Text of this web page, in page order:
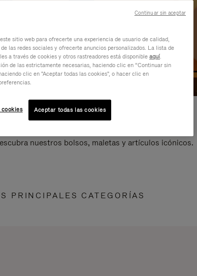
nuestros bolsos, maletas y artículos icónicos.
PRINCIPALES CATEGORÍAS
sitio web para ofrecerte una experiencia de usuario de calidad,
las redes sociales y ofrecerte anuncios personalizados. La lista de
a través de cookies y otros rastreadores está disponibleaquí.
de las estrictamente necesarias, haciendo clic en “Continuar sin
clic en "Aceptar todas las cookies", o hacer clic en
Aceptar todas las cookies
Continuar sin aceptar